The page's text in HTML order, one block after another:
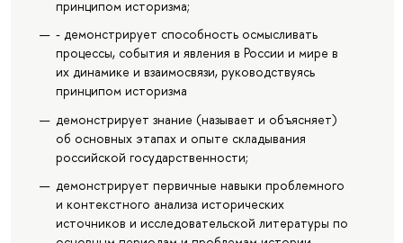
принципом историзма;
- демонстрирует способность осмысливать
процессы, события и явления в России и мире в
их динамике и взаимосвязи, руководствуясь
принципом историзма
демонстрирует знание (называет и объясняет)
об основных этапах и опыте складывания
российской государственности;
демонстрирует первичные навыки проблемного
и контекстного анализа исторических
источников и исследовательской литературы по